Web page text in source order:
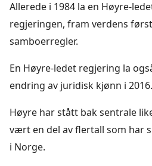
Allerede i 1984 la en Høyre-
regjeringen, fram verdens
samboerregler.
En Høyre-ledet regjering la
endring av juridisk kjønn i 2016.
Høyre har stått bak sentrale
vært en del av flertall som har
i Norge.